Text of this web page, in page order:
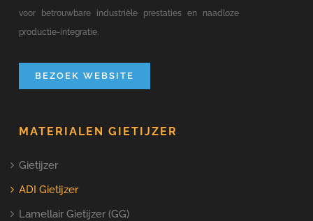
voor betrouwbare industriële prestaties en naadloze
productie-integratie.
BEZOEK WEBSITE
MATERIALEN GIETIJZER
Gietijzer
ADI Gietijzer
Lamellair Gietijzer (GG)